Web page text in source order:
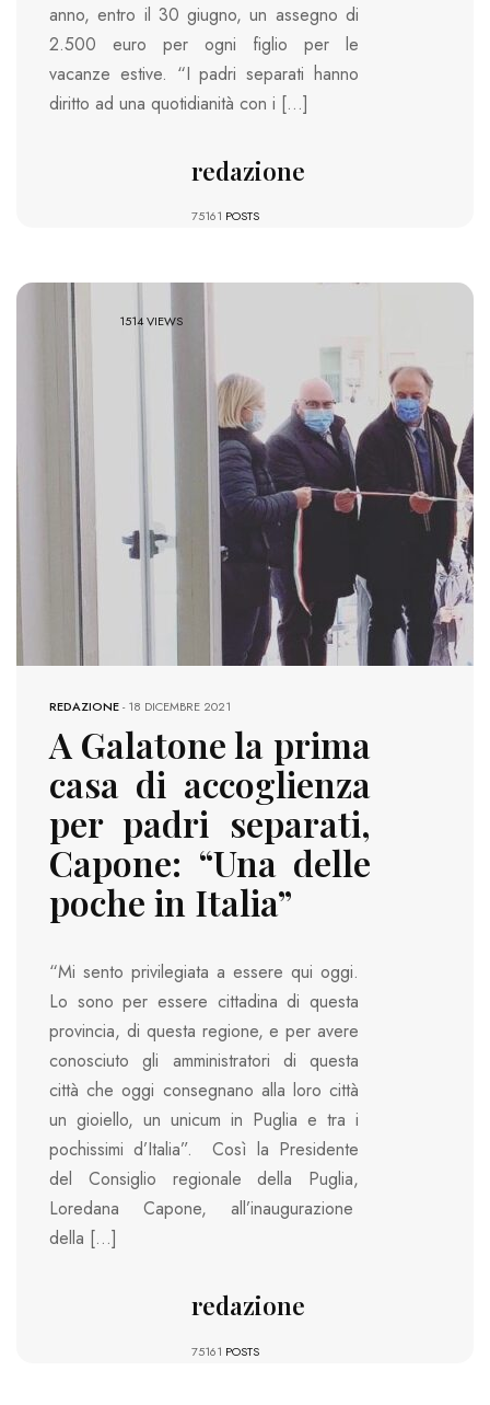
anno, entro il 30 giugno, un assegno di
2.500 euro per ogni figlio per le
vacanze estive. “I padri separati hanno
diritto ad una quotidianità con i […]
redazione
75161 POSTS
1514 VIEWS
REDAZIONE-18 DICEMBRE 2021
A Galatone la prima
casa di accoglienza
per padri separati,
Capone: “Una delle
poche in Italia”
“Mi sento privilegiata a essere qui oggi.
Lo sono per essere cittadina di questa
provincia, di questa regione, e per avere
conosciuto gli amministratori di questa
città che oggi consegnano alla loro città
un gioiello, un unicum in Puglia e tra i
pochissimi d’Italia”. Così la Presidente
del Consiglio regionale della Puglia,
Loredana Capone, all’inaugurazione
della […]
redazione
75161 POSTS